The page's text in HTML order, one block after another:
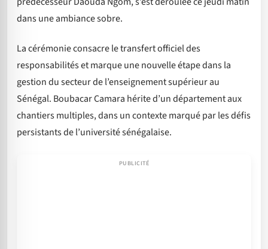
dans une ambiance sobre.
La cérémonie consacre le transfert officiel des
responsabilités et marque une nouvelle étape dans la
gestion du secteur de l’enseignement supérieur au
Sénégal. Boubacar Camara hérite d’un département aux
chantiers multiples, dans un contexte marqué par les défis
persistants de l’université sénégalaise.